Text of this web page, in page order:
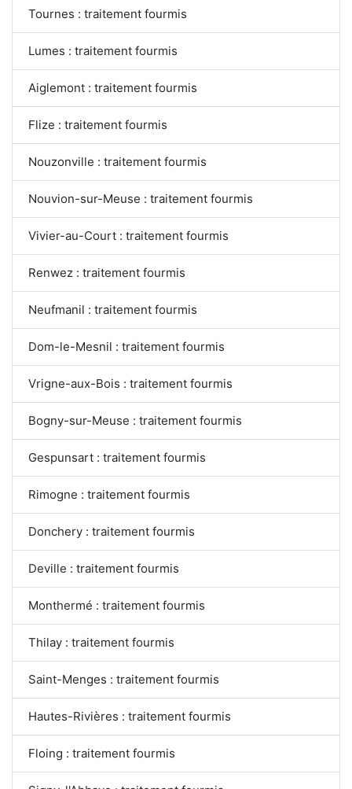
Tournes : traitement fourmis
Lumes : traitement fourmis
Aiglemont : traitement fourmis
Flize : traitement fourmis
Nouzonville : traitement fourmis
Nouvion-sur-Meuse : traitement fourmis
Vivier-au-Court : traitement fourmis
Renwez : traitement fourmis
Neufmanil : traitement fourmis
Dom-le-Mesnil : traitement fourmis
Vrigne-aux-Bois : traitement fourmis
Bogny-sur-Meuse : traitement fourmis
Gespunsart : traitement fourmis
Rimogne : traitement fourmis
Donchery : traitement fourmis
Deville : traitement fourmis
Monthermé : traitement fourmis
Thilay : traitement fourmis
Saint-Menges : traitement fourmis
Hautes-Rivières : traitement fourmis
Floing : traitement fourmis